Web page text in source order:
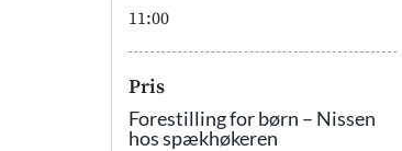
11:00
Pris
Forestilling for børn – Nissen
hos spækhøkeren